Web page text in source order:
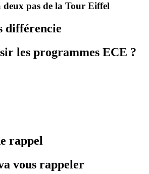
deux pas de la Tour Eiffel
différencie
les programmes ECE ?
rappel
vous rappeler